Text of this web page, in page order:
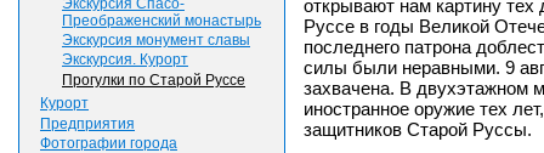
открывают нам картину
Руссе в годы Великой
последнего патрона
силы были неравными. 9
захвачена. В двухэтажном
иностранное оружие тех
защитников Старой Руссы.
Преображенский монастырь
Экскурсия монумент славы
Экскурсия. Курорт
Прогулки по Старой Руссе
Курорт
Предприятия
Фотографии города